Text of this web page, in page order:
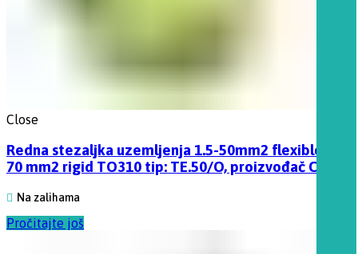
Close
Redna stezaljka uzemljenja 1.5-50mm2 flexible, 1-
70 mm2 rigid TO310 tip: TE.50/O, proizvođač Cabur
Na zalihama
Pročitajte još